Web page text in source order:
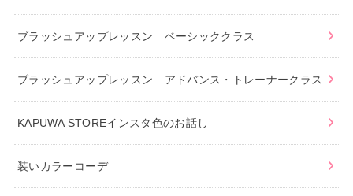
ブラッシュアップレッスン ベーシッククラス
ブラッシュアップレッスン アドバンス・トレーナークラス
KAPUWA STOREインスタ色のお話し
装いカラーコーデ